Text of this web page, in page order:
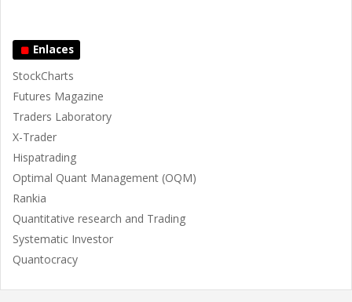
Enlaces
StockCharts
Futures Magazine
Traders Laboratory
X-Trader
Hispatrading
Optimal Quant Management (OQM)
Rankia
Quantitative research and Trading
Systematic Investor
Quantocracy